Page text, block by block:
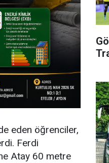
eden öğrenciler,
Ferdi
Atay 60 metre